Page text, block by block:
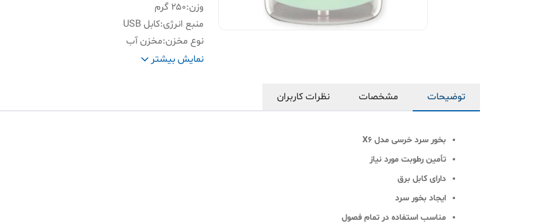
وزن:۲۵۰ گرم
منبع انرژی:کابل USB
نوع مخزن:مخزن آب
حجم مخزن اب:۳۰۰ میلی لیتر
قرار دهید
نمایش بیشتر
توضیحات مشخصات نظرات کاربران
بخور سرد خرسی مدل X6
تأمین رطوبت مورد نیاز
دارای کابل برق
ایجاد بخور سرد
مناسب استفاده در تمام فصول